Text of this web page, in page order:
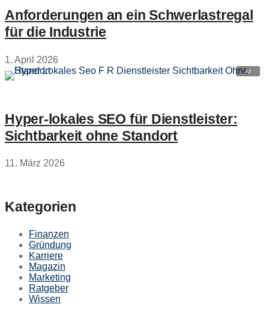
Anforderungen an ein Schwerlastregal
für die Industrie
1. April 2026
Hyper‑lokales SEO für Dienstleister:
Sichtbarkeit ohne Standort
11. März 2026
Kategorien
Finanzen
Gründung
Karriere
Magazin
Marketing
Ratgeber
Wissen